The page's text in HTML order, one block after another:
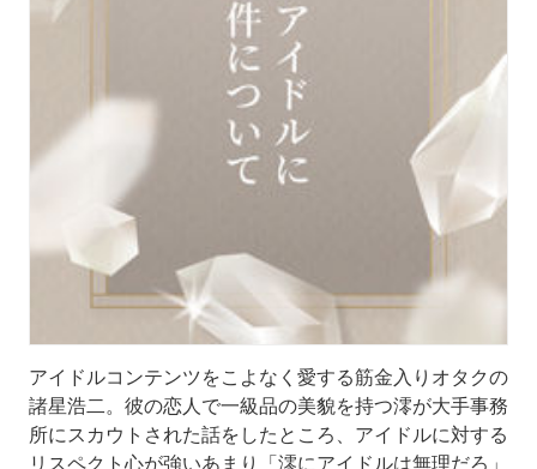
アイドルコンテンツをこよなく愛する筋金入りオタクの
諸星浩二。彼の恋人で一級品の美貌を持つ澪が大手事務
所にスカウトされた話をしたところ、アイドルに対する
リスペクト心が強いあまり「澪にアイドルは無理だろ」